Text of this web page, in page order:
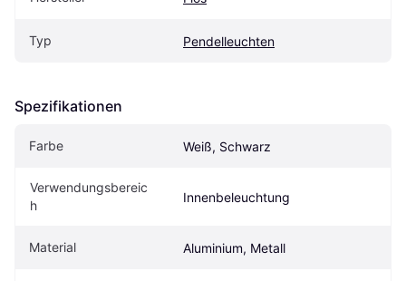
Typ Pendelleuchten
Spezifikationen
Farbe Weiß, Schwarz
Verwendungsbereic
h
Innenbeleuchtung
Material Aluminium, Metall